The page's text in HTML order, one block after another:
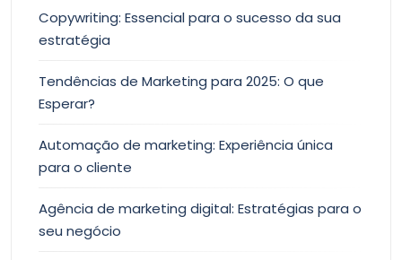
Copywriting: Essencial para o sucesso da sua
estratégia
Tendências de Marketing para 2025: O que
Esperar?
Automação de marketing: Experiência única
para o cliente
Agência de marketing digital: Estratégias para o
seu negócio